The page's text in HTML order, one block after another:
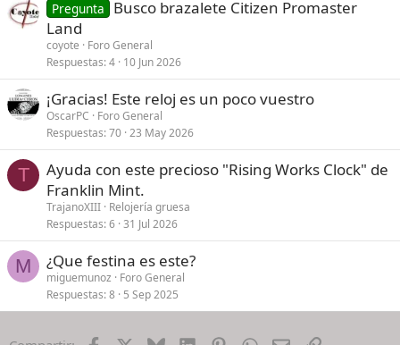
Pregunta
Busco brazalete Citizen Promaster
Land
coyote
Foro General
Respuestas 4 10 Jun 2026
¡Gracias! Este reloj es un poco vuestro
OscarPC
Foro General
Respuestas 70 23 May 2026
T
Ayuda con este precioso "Rising Works Clock" de
Franklin Mint.
TrajanoXIII Relojería gruesa
Respuestas 6 31 Jul 2026
M ¿Que festina es este?
miguemunoz
Foro General
Respuestas 8 5 Sep 2025